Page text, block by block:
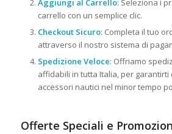
Aggiungi al Carrello: Seleziona i
carrello con un semplice clic.
Checkout Sicuro: Completa il tuo
attraverso il nostro sistema di
Spedizione Veloce: Offriamo
affidabili in tutta Italia, per garantirti
accessori nautici nel minor tempo
Offerte Speciali e